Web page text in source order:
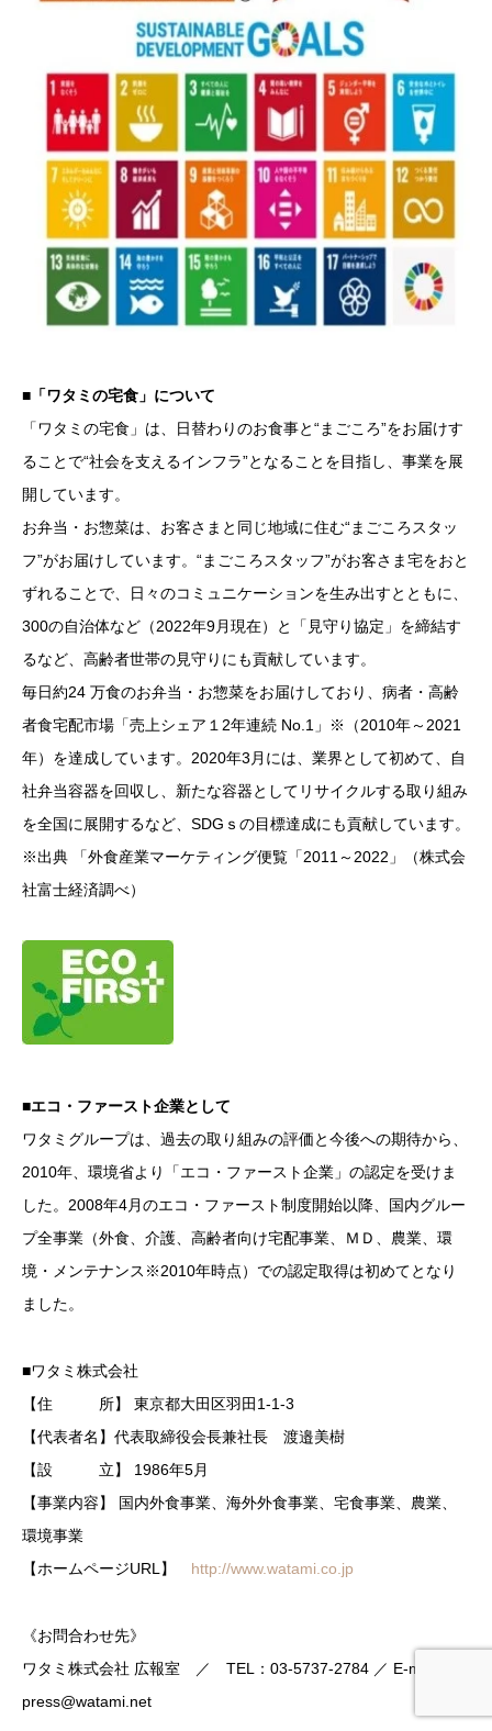
■「ワタミの宅食」について
「ワタミの宅食」は、日替わりのお食事と“まごころ”をお届けす
ることで“社会を支えるインフラ”となることを目指し、事業を展
開しています。
お弁当・お惣菜は、お客さまと同じ地域に住む“まごころスタッ
フ”がお届けしています。“まごころスタッフ”がお客さま宅をおと
ずれることで、日々のコミュニケーションを生み出すとともに、
300の自治体など（2022年9月現在）と「見守り協定」を締結す
るなど、高齢者世帯の見守りにも貢献しています。
毎日約24 万食のお弁当・お惣菜をお届けしており、病者・高齢
者食宅配市場「売上シェア１2年連続 No.1」※（2010年～2021
年）を達成しています。2020年3月には、業界として初めて、自
社弁当容器を回収し、新たな容器としてリサイクルする取り組み
を全国に展開するなど、SDGｓの目標達成にも貢献しています。
※出典 「外食産業マーケティング便覧「2011～2022」（株式会
社富士経済調べ）
■エコ・ファースト企業として
ワタミグループは、過去の取り組みの評価と今後への期待から、
2010年、環境省より「エコ・ファースト企業」の認定を受けま
した。2008年4月のエコ・ファースト制度開始以降、国内グルー
プ全事業（外食、介護、高齢者向け宅配事業、ＭＤ、農業、環
境・メンテナンス※2010年時点）での認定取得は初めてとなり
ました。
■ワタミ株式会社
【住 所】 東京都大田区羽田1-1-3
【代表者名】代表取締役会長兼社長 渡邉美樹
【設 立】 1986年5月
【事業内容】 国内外食事業、海外外食事業、宅食事業、農業、
環境事業
【ホームページURL】 http://www.watami.co.jp
《お問合わせ先》
ワタミ株式会社 広報室 ／ TEL：03-5737-2784 ／ E-mail：
press@watami.net